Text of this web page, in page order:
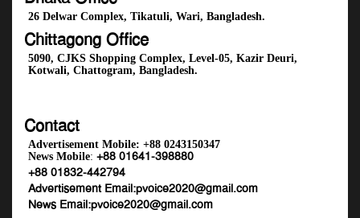
26 Delwar Complex, Tikatuli, Wari, Bangladesh.
Chittagong Office
5090, CJKS Shopping Complex, Level-05, Kazir Deuri,
Kotwali, Chattogram, Bangladesh.
Contact
Advertisement Mobile: +88 0243150347
News Mobile: +88 01641-398880
+88 01832-442794
Advertisement Email:pvoice2020@gmail.com
News Email:pvoice2020@gmail.com